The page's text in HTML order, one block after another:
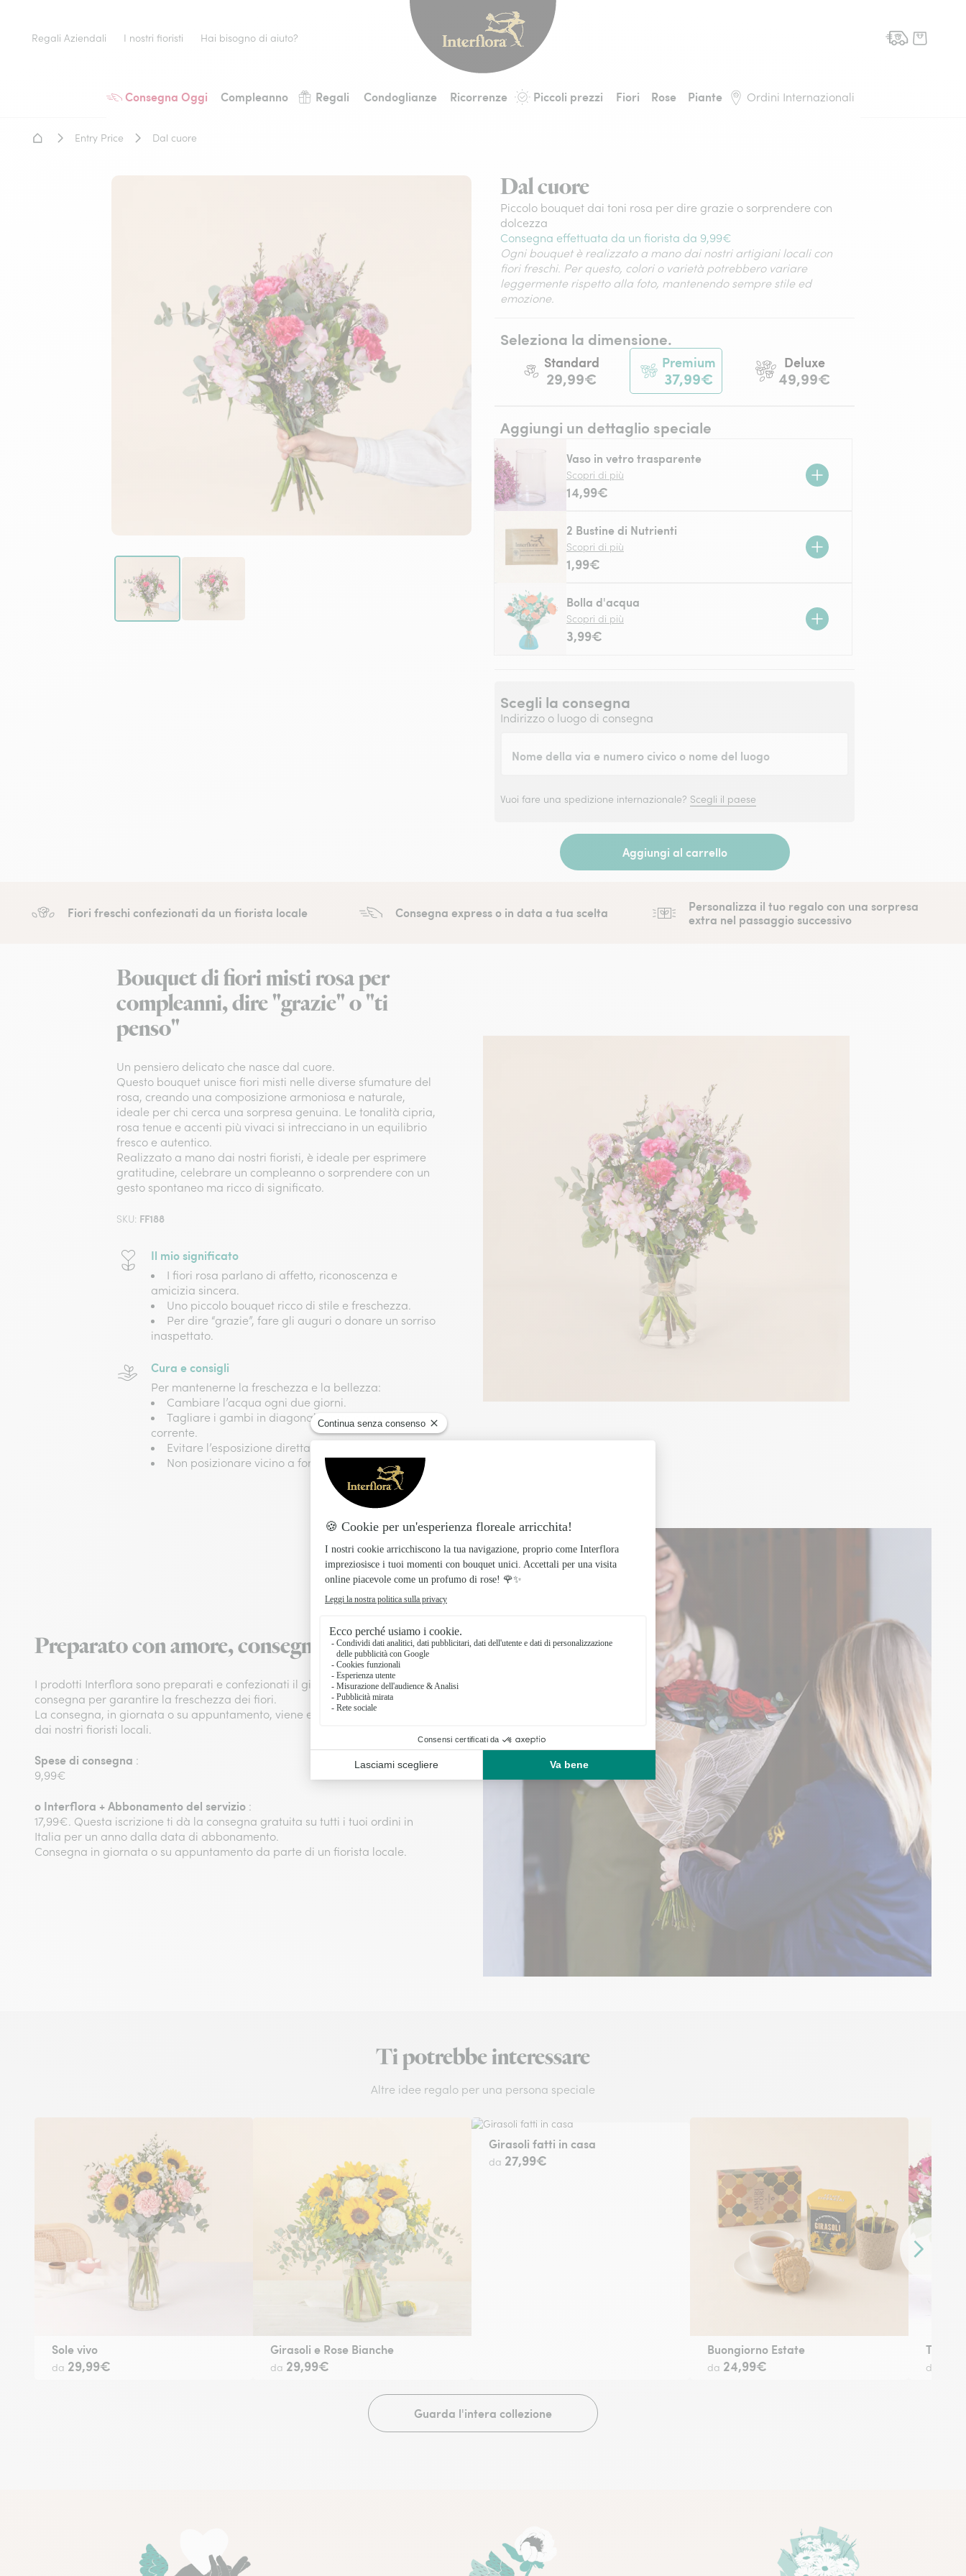
Consegna Oggi Compleanno Regali Condoglianze Ricorrenze Piccoli prezzi Fiori Rose Piante Ordini Internazionali
Regali Aziendali I nostri fioristi Hai bisogno di aiuto?
Home - Fiori a domicilio
Entry Price Dal cuore
Dal cuore
Piccolo bouquet dai toni rosa per dire grazie o sorprendere con
dolcezza
Consegna effettuata da un fiorista da 9,99€
Ogni bouquet è realizzato a mano dai nostri artigiani locali con
fiori freschi. Per questo, colori o varietà potrebbero variare
leggermente rispetto alla foto, mantenendo sempre stile ed
emozione.
Seleziona la dimensione.
Standard
29,99€
Premium
37,99€
Deluxe
49,99€
Aggiungi un dettaglio speciale
Vaso in vetro trasparente
Scopri di più
14,99€
2 Bustine di Nutrienti
Scopri di più
1,99€
Bolla d'acqua
Scopri di più
3,99€
Scegli la consegna
Indirizzo o luogo di consegna
Nome della via e numero civico o nome del luogo
Vuoi fare una spedizione internazionale? Scegli il paese
Aggiungi al carrello
Fiori freschi confezionati da un fiorista locale Consegna express o in data a tua scelta
Personalizza il tuo regalo con una sorpresa
extra nel passaggio successivo
Bouquet di fiori misti rosa per
compleanni, dire "grazie" o "ti
penso"
Un pensiero delicato che nasce dal cuore.
Questo bouquet unisce fiori misti nelle diverse sfumature del
rosa, creando una composizione armoniosa e naturale,
ideale per chi cerca una sorpresa genuina. Le tonalità cipria,
rosa tenue e accenti più vivaci si intrecciano in un equilibrio
fresco e autentico.
Realizzato a mano dai nostri fioristi, è ideale per esprimere
gratitudine, celebrare un compleanno o sorprendere con un
gesto spontaneo ma ricco di significato.
SKU: FF188
Il mio significato
I fiori rosa parlano di affetto, riconoscenza e
amicizia sincera.
Uno piccolo bouquet ricco di stile e freschezza.
Per dire “grazie”, fare gli auguri o donare un sorriso
inaspettato.
Cura e consigli
Per mantenerne la freschezza e la bellezza:
Cambiare l’acqua ogni due giorni.
Tagliare i gambi in diagonale sotto acqua
corrente.
Evitare l’esposizione diretta al sole.
Non posizionare vicino a fonti di calore o frutta.
Preparato con amore, consegnato con cura!
I prodotti Interflora sono preparati e confezionati il giorno stesso della
consegna per garantire la freschezza dei fiori.
La consegna, in giornata o su appuntamento, viene effettuata direttamente
dai nostri fioristi locali.
Spese di consegna :
9,99€
o Interflora + Abbonamento del servizio :
17,99€. Questa iscrizione ti dà la consegna gratuita su tutti i tuoi ordini in
Italia per un anno dalla data di abbonamento.
Consegna in giornata o su appuntamento da parte di un fiorista locale.
Ti potrebbe interessare
Altre idee regalo per una persona speciale
Contenuto
Sole vivo
da 29,99€
Girasoli e Rose Bianche
da 29,99€
Girasoli fatti in casa
da 27,99€
Buongiorno Estate
da 24,99€
Ti amo
da
Guarda l'intera collezione